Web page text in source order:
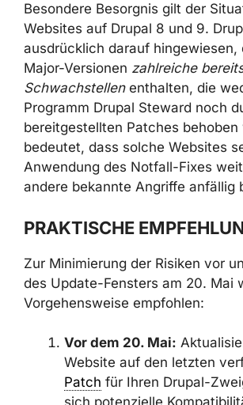
Besondere Besorgnis gilt der
Websites auf Drupal 8 und 9.
ausdrücklich darauf hingewiesen,
Major-Versionen zahlreiche
Schwachstellenenthalten, die
Programm Drupal Steward noch
bereitgestellten Patches behoben
bedeutet, dass solche Websites
Anwendung des Notfall-Fixes
andere bekannte Angriffe anfällig
PRAKTISCHE
Zur Minimierung der Risiken vor
des Update-Fensters am 20. Mai
Vorgehensweise empfohlen:
Vor dem 20. Mai:
Website auf den letzten
Patch für Ihren Drupal-
sich potenzielle